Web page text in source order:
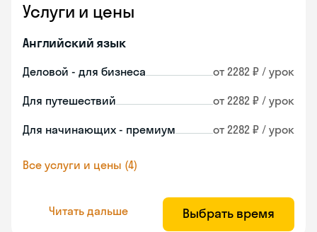
Услуги и цены
Английский язык
Деловой - для бизнеса от 2282 ₽ / урок
Для путешествий от 2282 ₽ / урок
Для начинающих - премиум от 2282 ₽ / урок
Все услуги и цены (4)
Читать дальше Выбрать время